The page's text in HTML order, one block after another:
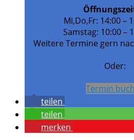
Mi,Do,Fr: 14:00 –
Samstag: 10:00 –
Weitere Termine gern
Oder:
Termin
teilen
teilen
merken